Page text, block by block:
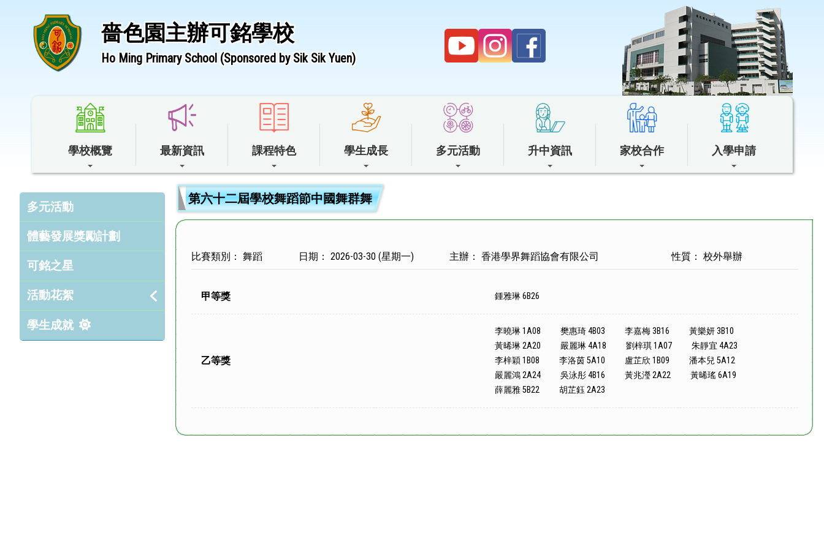
嗇色園主辦可銘學校
Ho Ming Primary School (Sponsored by Sik Sik Yuen)
學校概覽 最新資訊 課程特色 學生成長 多元活動 升中資訊 家校合作 入學申請
多元活動
體藝發展獎勵計劃
可銘之星
活動花絮
學生成就
第六十二屆學校舞蹈節中國舞群舞
比賽類別： 舞蹈 日期： 2026-03-30 (星期一) 主辦： 香港學界舞蹈協會有限公司 性質： 校外舉辦
甲等獎 鍾雅琳 6B26
乙等獎
李曉琳 1A08 樊惠琦 4B03 李嘉梅 3B16
黃樂妍 3B10
黃晞琳 2A20
嚴麗琳 4A18 劉梓琪 1A07
朱靜宜 4A23
李梓穎 1B08
李洛茵 5A10 盧芷欣 1B09
潘本兒 5A12
嚴麗鴻 2A24
吳泳彤 4B16 黃兆瀅 2A22
黃晞瑤 6A19
薛麗雅 5B22
胡芷鈺 2A23